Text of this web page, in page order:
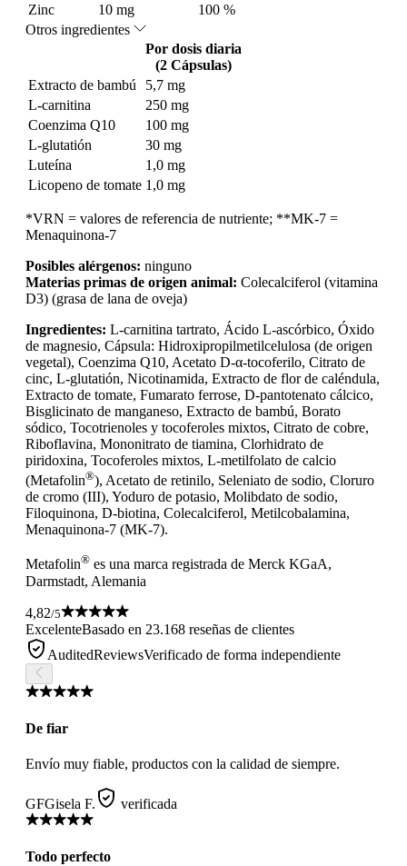
Zinc
10 mg
100 %
Otros ingredientes
Por dosis diaria
(2 Cápsulas)
Extracto de bambú
5,7 mg
L-carnitina
250 mg
Coenzima Q10
100 mg
L-glutatión
30 mg
Luteína
1,0 mg
Licopeno de tomate 1,0 mg
*VRN = valores de referencia de nutriente; **MK-7 =
Menaquinona-7
Posibles alérgenos: ninguno
Materias primas de origen animal: Colecalciferol (vitamina
D3) (grasa de lana de oveja)
Ingredientes: L-carnitina tartrato, Ácido L-ascórbico, Óxido
de magnesio, Cápsula: Hidroxipropilmetilcelulosa (de origen
vegetal), Coenzima Q10, Acetato D-α-tocoferilo, Citrato de
cinc, L-glutatión, Nicotinamida, Extracto de flor de caléndula,
Extracto de tomate, Fumarato ferrose, D-pantotenato cálcico,
Bisglicinato de manganeso, Extracto de bambú, Borato
sódico, Tocotrienoles y tocoferoles mixtos, Citrato de cobre,
Riboflavina, Mononitrato de tiamina, Clorhidrato de
piridoxina, Tocoferoles mixtos, L-metilfolato de calcio
(Metafolin®), Acetato de retinilo, Seleniato de sodio, Cloruro
de cromo (III), Yoduro de potasio, Molibdato de sodio,
Filoquinona, D-biotina, Colecalciferol, Metilcobalamina,
Menaquinona-7 (MK-7).
Metafolin® es una marca registrada de Merck KGaA,
Darmstadt, Alemania
4,82/5
ExcelenteBasado en 23.168 reseñas de clientes
AuditedReviewsVerificado de forma independiente
De fiar
Envío muy fiable, productos con la calidad de siempre.
GFGisela F. verificada
Todo perfecto